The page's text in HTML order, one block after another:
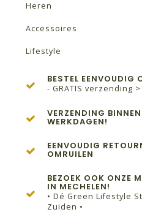
Heren
Accessoires
Lifestyle
BESTEL EENVOUDIG
- GRATIS verzending >
VERZENDING
WERKDAGEN!
EENVOUDIG
OMRUILEN
BEZOEK OOK ONZE
IN MECHELEN!
• Dé Green Lifestyle
Zuiden •